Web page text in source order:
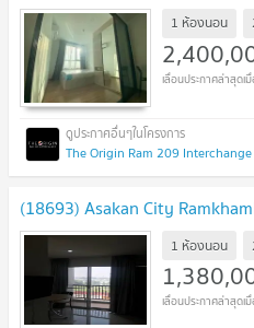
1 ห้องนอน
The Origin Ram 209
(18693) Asakan City
1 ห้องนอน